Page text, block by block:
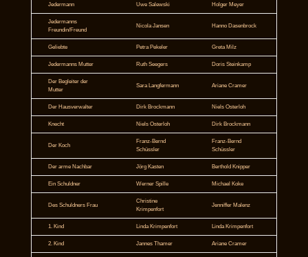
Jedermann Uwe Salewski Holger Meyer
Jedermanns
Freundin/Freund
Nicola Jansen Hanno Dasenbrock
Geliebte Petra Pekeler Greta Milz
Jedermanns Mutter Ruth Seegers Doris Steinkamp
Der Begleiter der
Mutter
Sara Langfermann Ariane Cramer
Der Hausverwalter Dirk Brockmann Niels Osterloh
Knecht Niels Osterloh Dirk Brockmann
Der Koch
Franz-Bernd
Schüssler
Franz-Bernd
Schüssler
Der arme Nachbar Jörg Kasten Berthold Knipper
Ein Schuldner Werner Spille Michael Koke
Des Schuldners Frau
Christine
Krimpenfort
Jenniffer Malenz
1. Kind Linda Krimpenfort Linda Krimpenfort
2. Kind Jannes Thamer Ariane Cramer